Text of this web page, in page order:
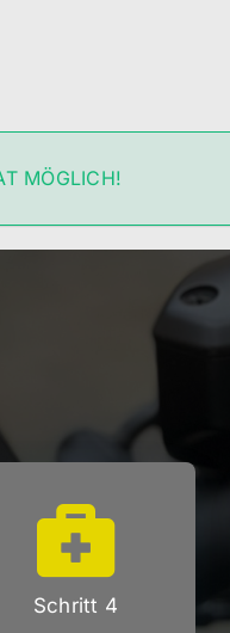
MÖGLICH!
Schritt 4